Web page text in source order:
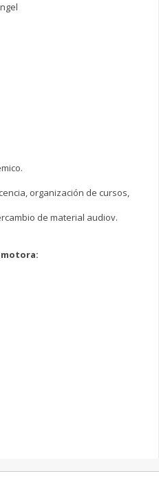
organización de cursos,
de material audiov.